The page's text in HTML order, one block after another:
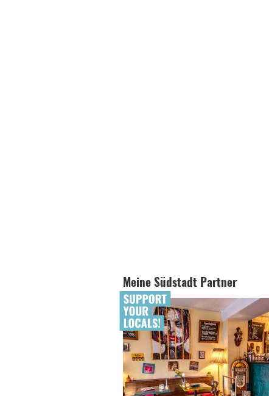
Meine Südstadt Partner